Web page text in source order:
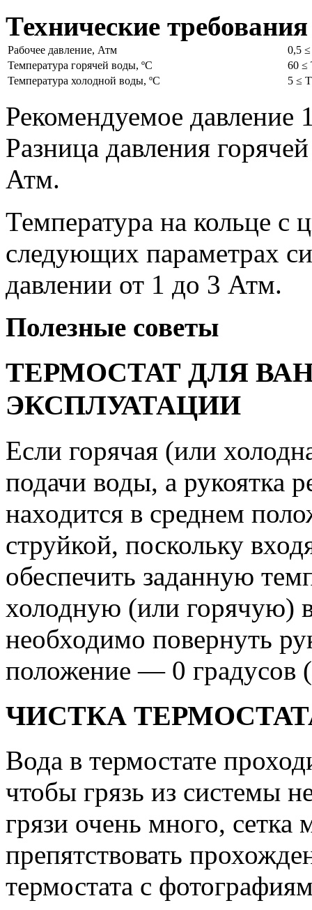
Технические требования
Рабочее давление, Атм
0,5
Температура горячей воды, ºС
60 ≤
Температура холодной воды, ºС
5 ≤
Рекомендуемое давление
Разница давления
Атм.
Температура на кольце с
следующих параметрах
давлении от 1 до 3 Атм.
Полезные советы
ТЕРМОСТАТ ДЛЯ
ЭКСПЛУАТАЦИИ
Если горячая (или
подачи воды, а рукоятка
находится в среднем
струйкой, поскольку
обеспечить заданную
холодную (или горячую)
необходимо повернуть
положение — 0 градусов
ЧИСТКА
Вода в термостате
чтобы грязь из системы
грязи очень много, сетка
препятствовать
термостата с